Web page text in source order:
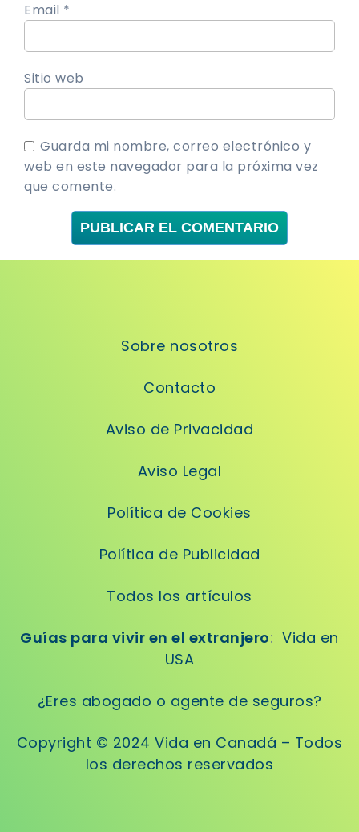
Email *
Sitio web
Guarda mi nombre, correo electrónico y
web en este navegador para la próxima vez
que comente.
Sobre nosotros
Contacto
Aviso de Privacidad
Aviso Legal
Política de Cookies
Política de Publicidad
Todos los artículos
Guías para vivir en el extranjero:Vida en
USA
¿Eres abogado o agente de seguros?
Copyright © 2024 Vida en Canadá – Todos
los derechos reservados